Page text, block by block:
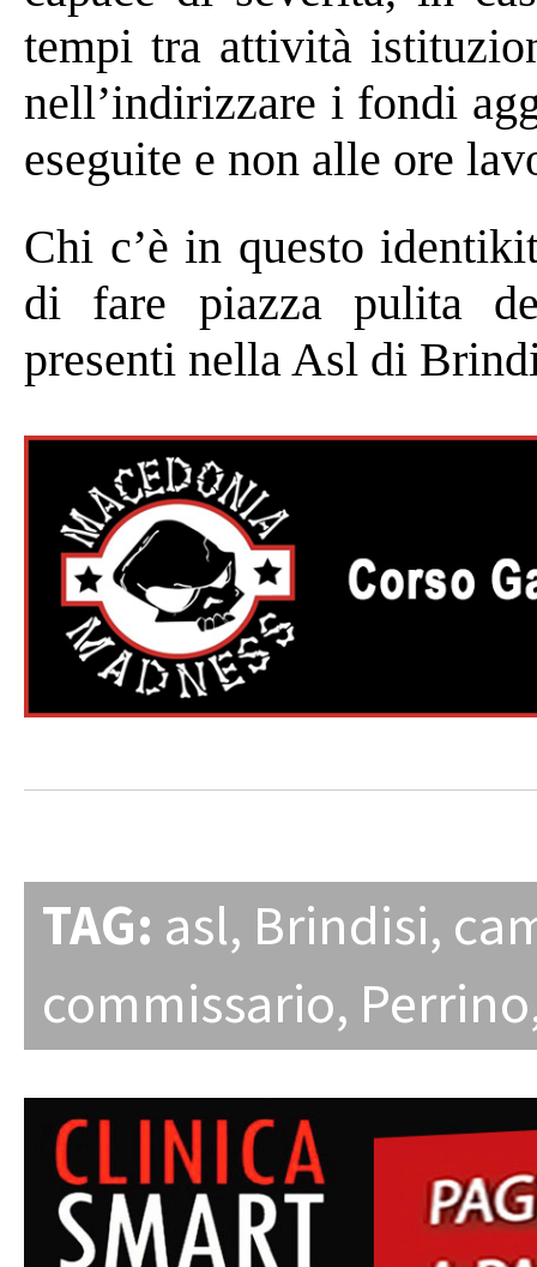
tempi tra attività
nell’indirizzare i fondi
eseguite e non alle ore
Chi c’è in questo
di fare piazza pulita
presenti nella Asl di
TAG: asl, Brindisi,
commissario, Perrino